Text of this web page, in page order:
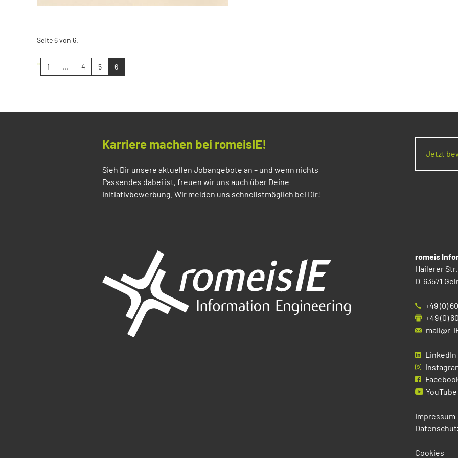
Seite 6 von 6.
« 1 ... 4 5 6
Karriere machen bei romeisIE!
Sieh Dir unsere aktuellen Jobangebote an – und wenn nichts
Passendes dabei ist, freuen wir uns auch über Deine
Initiativbewerbung. Wir melden uns schnellstmöglich bei Dir!
Jetzt
romeis
Hailerer Str.
D-63571
+49 (0)
+49 (0)
mail@r-
LinkedIn
YouTube
Impressum
Cookies